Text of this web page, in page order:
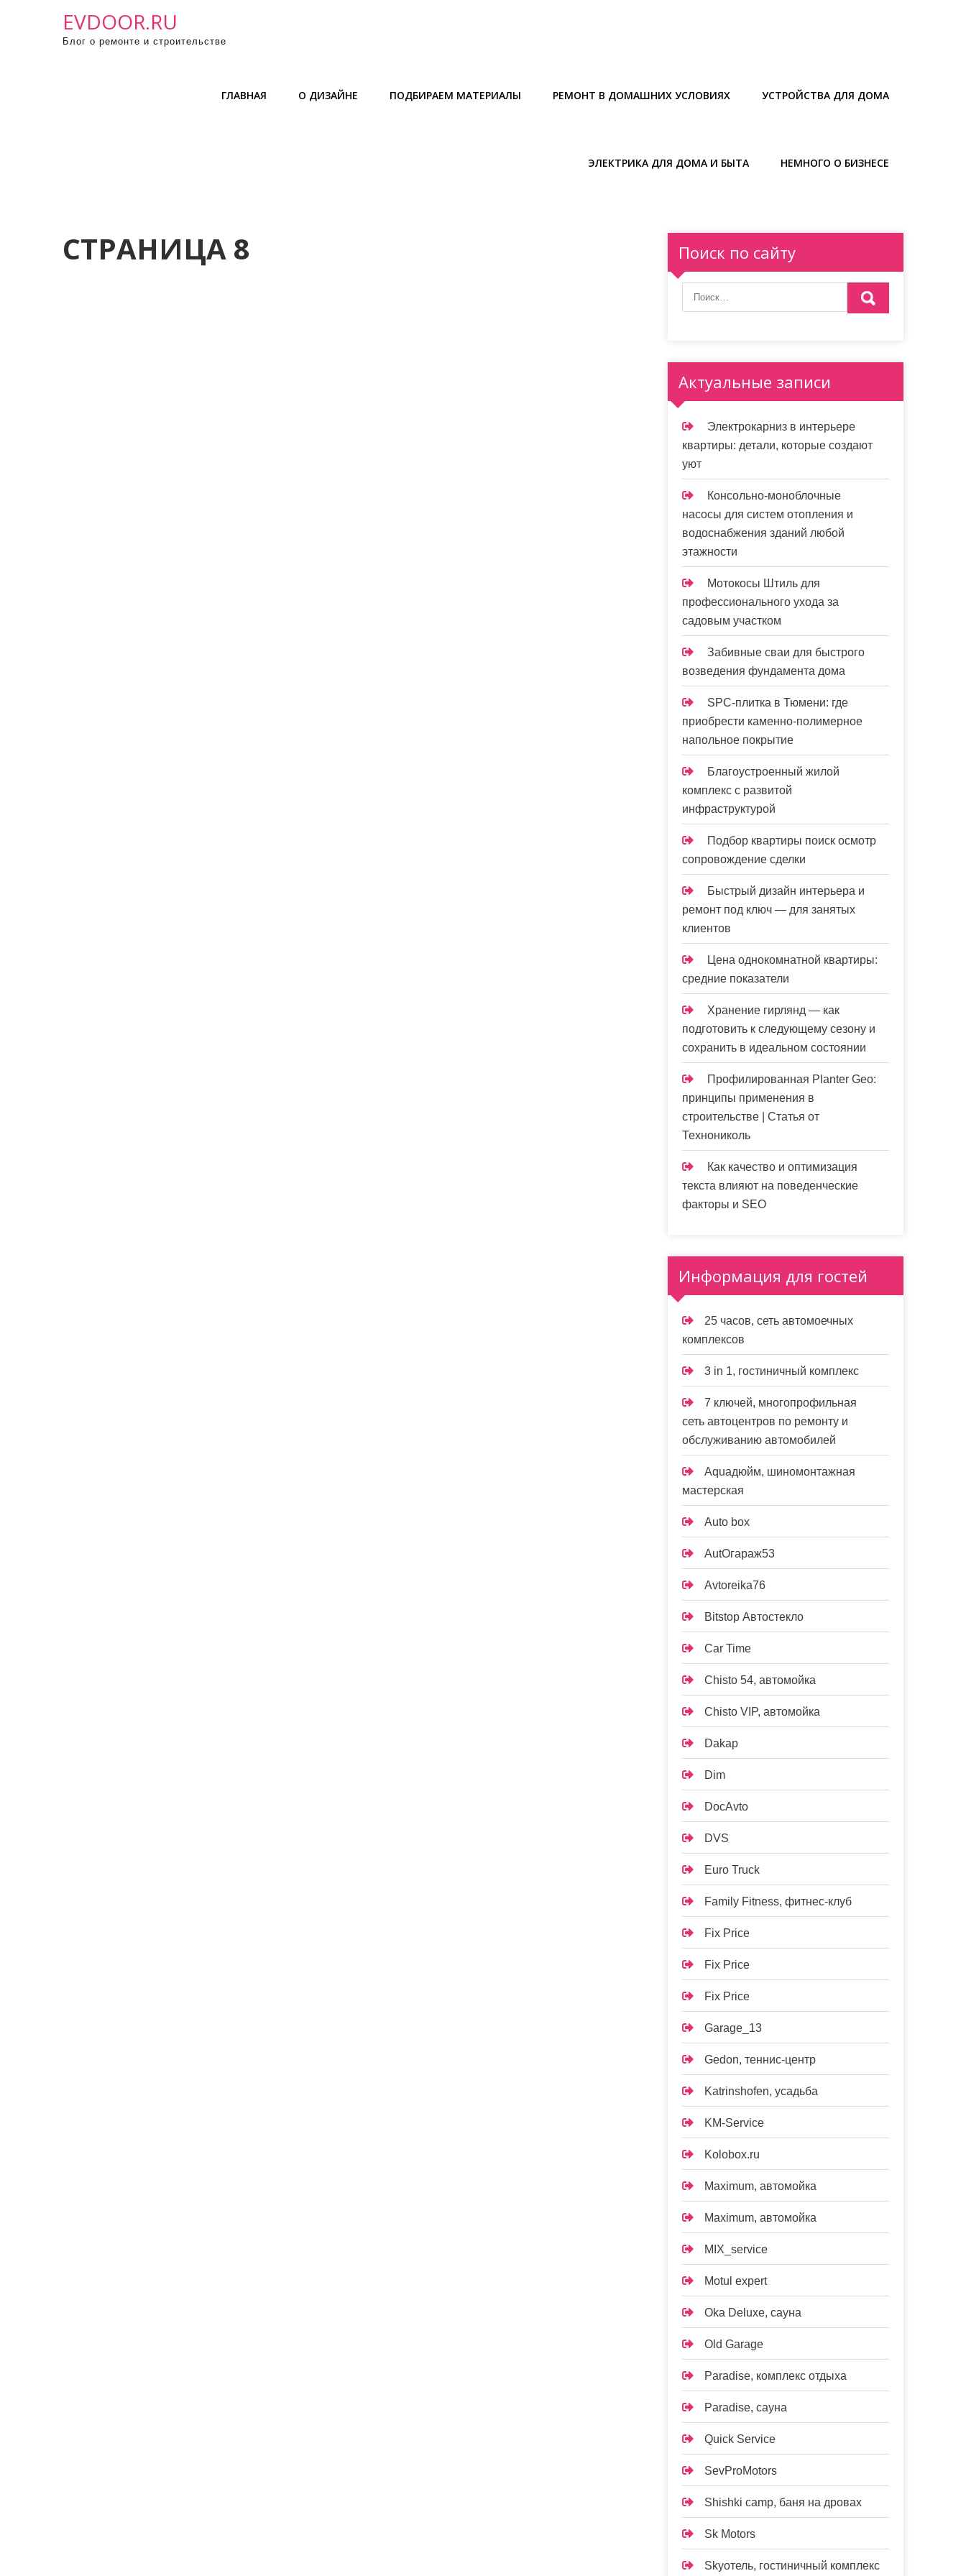
EVDOOR.RU
Блог о ремонте и строительстве
ГЛАВНАЯ О ДИЗАЙНЕ ПОДБИРАЕМ МАТЕРИАЛЫ РЕМОНТ В ДОМАШНИХ УСЛОВИЯХ УСТРОЙСТВА ДЛЯ ДОМА
ЭЛЕКТРИКА ДЛЯ ДОМА И БЫТА НЕМНОГО О БИЗНЕСЕ
СТРАНИЦА 8 Поиск по сайту
Актуальные записи
Электрокарниз в интерьере
квартиры: детали, которые создают
уют
Консольно-моноблочные
насосы для систем отопления и
водоснабжения зданий любой
этажности
Мотокосы Штиль для
профессионального ухода за
садовым участком
Забивные сваи для быстрого
возведения фундамента дома
SPC-плитка в Тюмени: где
приобрести каменно-полимерное
напольное покрытие
Благоустроенный жилой
комплекс с развитой
инфраструктурой
Подбор квартиры поиск осмотр
сопровождение сделки
Быстрый дизайн интерьера и
ремонт под ключ — для занятых
клиентов
Цена однокомнатной квартиры:
средние показатели
Хранение гирлянд — как
подготовить к следующему сезону и
сохранить в идеальном состоянии
Профилированная Planter Geo:
принципы применения в
строительстве | Статья от
Технониколь
Как качество и оптимизация
текста влияют на поведенческие
факторы и SEO
Информация для гостей
25 часов, сеть автомоечных
комплексов
3 in 1, гостиничный комплекс
7 ключей, многопрофильная
сеть автоцентров по ремонту и
обслуживанию автомобилей
Aquaдюйм, шиномонтажная
мастерская
Auto box
AutOгараж53
Avtoreika76
Bitstop Автостекло
Car Time
Chisto 54, автомойка
Chisto VIP, автомойка
Dakap
Dim
DocAvto
DVS
Euro Truck
Family Fitness, фитнес-клуб
Fix Price
Fix Price
Fix Price
Garage_13
Gedon, теннис-центр
Katrinshofen, усадьба
KM-Service
Kolobox.ru
Maximum, автомойка
Maximum, автомойка
MIX_service
Motul expert
Oka Deluxe, сауна
Old Garage
Paradise, комплекс отдыха
Paradise, сауна
Quick Service
SevProMotors
Shishki camp, баня на дровах
Sk Motors
Skyотель, гостиничный комплекс